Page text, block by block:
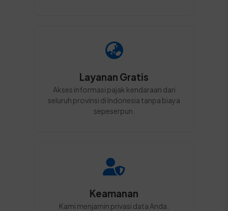
Layanan Gratis
Akses informasi pajak kendaraan dari
seluruh provinsi di Indonesia tanpa biaya
sepeserpun.
Keamanan
Kami menjamin privasi data Anda.